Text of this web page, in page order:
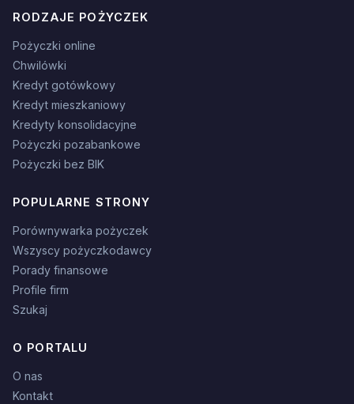
RODZAJE POŻYCZEK
Pożyczki online
Chwilówki
Kredyt gotówkowy
Kredyt mieszkaniowy
Kredyty konsolidacyjne
Pożyczki pozabankowe
Pożyczki bez BIK
POPULARNE STRONY
Porównywarka pożyczek
Wszyscy pożyczkodawcy
Porady finansowe
Profile firm
Szukaj
O PORTALU
O nas
Kontakt